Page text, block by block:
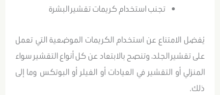
تجنب استخدام كريمات تقشير البشرة
يُفضل الامتناع عن استخدام الكريمات الموضعية التي تعمل
على تقشير الجلد، وتنصح بالابتعاد عن كل أنواع التقشير سواء
المنزلي أو التقشير في العيادات أو الفيلر أو البوتكس وما إلى
ذلك.